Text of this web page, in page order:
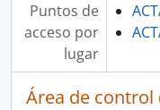
Puntos de
acceso por
lugar
Área de control